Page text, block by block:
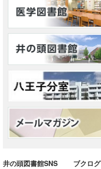
井の頭図書館SNS ブクログ